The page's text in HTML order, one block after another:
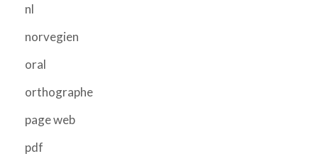
nl
norvegien
oral
orthographe
page web
pdf